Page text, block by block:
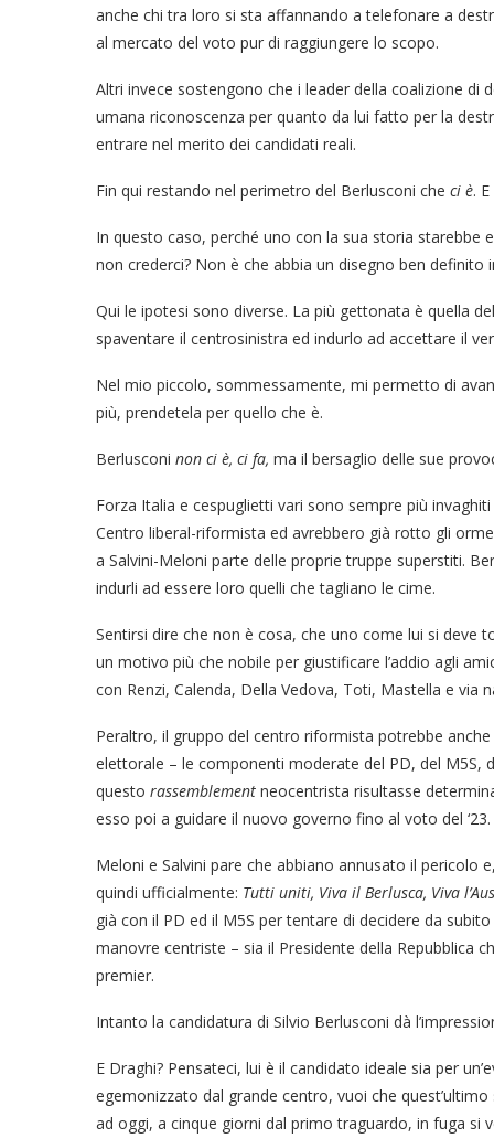
anche chi tra loro si sta affannando a telefonare a
al mercato del voto pur di raggiungere lo scopo.
Altri invece sostengono che i leader della coalizione
umana riconoscenza per quanto da lui fatto per la
entrare nel merito dei candidati reali.
Fin qui restando nel perimetro del Berlusconi che ci è.
In questo caso, perché uno con la sua storia starebbe
non crederci? Non è che abbia un disegno ben definito
Qui le ipotesi sono diverse. La più gettonata è quella
spaventare il centrosinistra ed indurlo ad accettare il
Nel mio piccolo, sommessamente, mi permetto di
più, prendetela per quello che è.
Berlusconi non ci è, ci fa, ma il bersaglio delle sue
Forza Italia e cespuglietti vari sono sempre più
Centro liberal-riformista ed avrebbero già rotto gli
a Salvini-Meloni parte delle proprie truppe superstiti.
indurli ad essere loro quelli che tagliano le cime.
Sentirsi dire che non è cosa, che uno come lui si deve
un motivo più che nobile per giustificare l’addio agli
con Renzi, Calenda, Della Vedova, Toti, Mastella e via
Peraltro, il gruppo del centro riformista potrebbe
elettorale – le componenti moderate del PD, del M5S,
questo rassemblement neocentrista risultasse
esso poi a guidare il nuovo governo fino al voto del ‘23.
Meloni e Salvini pare che abbiano annusato il
quindi ufficialmente: Tutti uniti, Viva il Berlusca, Viva
già con il PD ed il M5S per tentare di decidere da
manovre centriste – sia il Presidente della Repubblica
premier.
Intanto la candidatura di Silvio Berlusconi dà
E Draghi? Pensateci, lui è il candidato ideale sia per
egemonizzato dal grande centro, vuoi che
ad oggi, a cinque giorni dal primo traguardo, in fuga si